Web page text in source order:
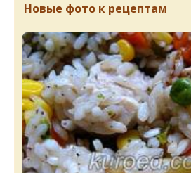
Новые фото к рецептам